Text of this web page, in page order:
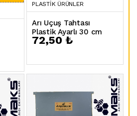
PLASTIK ÜRÜNLER
Arı Uçuş Tahtası
Plastik Ayarlı 30 cm
72,50 ₺